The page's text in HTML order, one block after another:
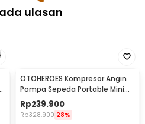
ulasan
OTOHEROES Kompresor Angin
Pompa Sepeda Portable Mini
Pump 150 PSI - 628-4X4
Rp239.900
Rp328.900 28%